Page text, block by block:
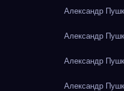
Александр
Александр
Александр
Александр